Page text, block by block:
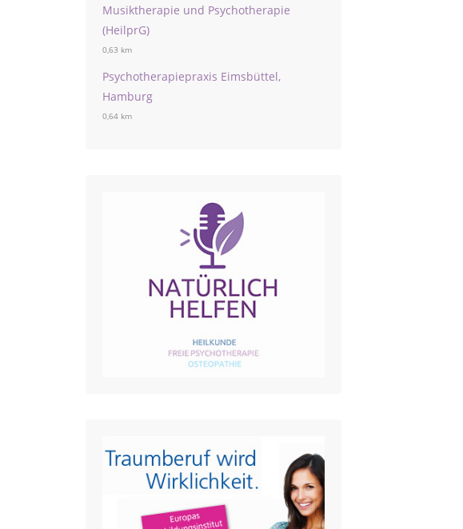
Musiktherapie und Psychotherapie
(HeilprG)
0,63 km
Psychotherapiepraxis Eimsbüttel,
Hamburg
0,64 km